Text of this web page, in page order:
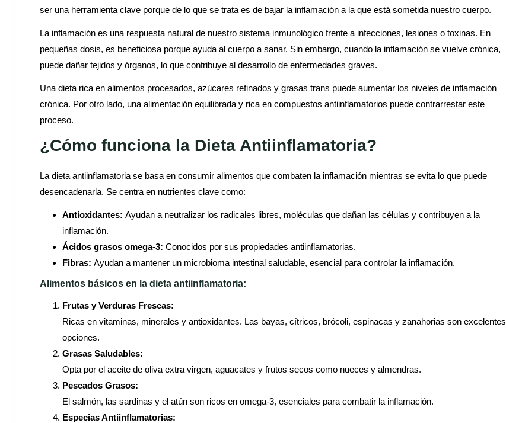
ser una herramienta clave porque de lo que se trata es de bajar la inflamación a la que está sometida nuestro cuerpo.
La inflamación es una respuesta natural de nuestro sistema inmunológico frente a infecciones, lesiones o toxinas. En
pequeñas dosis, es beneficiosa porque ayuda al cuerpo a sanar. Sin embargo, cuando la inflamación se vuelve crónica,
puede dañar tejidos y órganos, lo que contribuye al desarrollo de enfermedades graves.
Una dieta rica en alimentos procesados, azúcares refinados y grasas trans puede aumentar los niveles de inflamación
crónica. Por otro lado, una alimentación equilibrada y rica en compuestos antiinflamatorios puede contrarrestar este
proceso.
¿Cómo funciona la Dieta Antiinflamatoria?
La dieta antiinflamatoria se basa en consumir alimentos que combaten la inflamación mientras se evita lo que puede
desencadenarla. Se centra en nutrientes clave como:
Antioxidantes: Ayudan a neutralizar los radicales libres, moléculas que dañan las células y contribuyen a la
inflamación.
Ácidos grasos omega-3: Conocidos por sus propiedades antiinflamatorias.
Fibras: Ayudan a mantener un microbioma intestinal saludable, esencial para controlar la inflamación.
Alimentos básicos en la dieta antiinflamatoria:
Frutas y Verduras Frescas:
Ricas en vitaminas, minerales y antioxidantes. Las bayas, cítricos, brócoli, espinacas y zanahorias son excelentes
opciones.
Grasas Saludables:
Opta por el aceite de oliva extra virgen, aguacates y frutos secos como nueces y almendras.
Pescados Grasos:
El salmón, las sardinas y el atún son ricos en omega-3, esenciales para combatir la inflamación.
Especias Antiinflamatorias: